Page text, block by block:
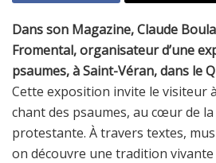
Dans son Magazine, Claude
Fromental, organisateur d’une
psaumes, à Saint-Véran, dans le
Cette exposition invite le visiteur
chant des psaumes, au cœur de
protestante. À travers textes,
on découvre une tradition